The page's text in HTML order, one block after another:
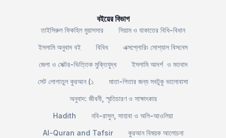
বইয়ের বিভাগ
তাইসিরুল ফিকহিল মুয়াসসার
সিয়াম ও যাকাতের বিধি-বিধান
ইসলামি অনুবাদ বই
বিবিধ
এক্সপ্লোরিং সোশ্যাল বিসনেস
জেলা ও সেক্টর-ভিত্তিক মুক্তিযুদ্ধ
ইসলামি আদর্শ ও মতবাদ
সেট লোগাতুল কুরআন (১
মাতা-পিতার জন্য সবটুকু ভালোবাসা
অনুবাদ: জীবনী, স্মৃতিচারণ ও সাক্ষাৎকার
Hadith
নবি-রাসুল, সাহাবা ও অলি-আওলিয়া
Al-Quran and Tafsir
কুরআন বিষয়ক আলোচনা